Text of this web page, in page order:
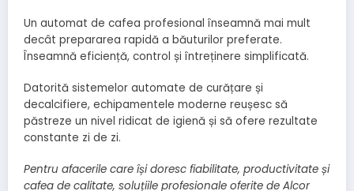
Un automat de cafea profesional înseamnă mai mult
decât prepararea rapidă a băuturilor preferate.
Înseamnă eficiență, control și întreținere simplificată.
Datorită sistemelor automate de curățare și
decalcifiere, echipamentele moderne reușesc să
păstreze un nivel ridicat de igienă și să ofere rezultate
constante zi de zi.
Pentru afacerile care își doresc fiabilitate, productivitate și
cafea de calitate, soluțiile profesionale oferite de Alcor